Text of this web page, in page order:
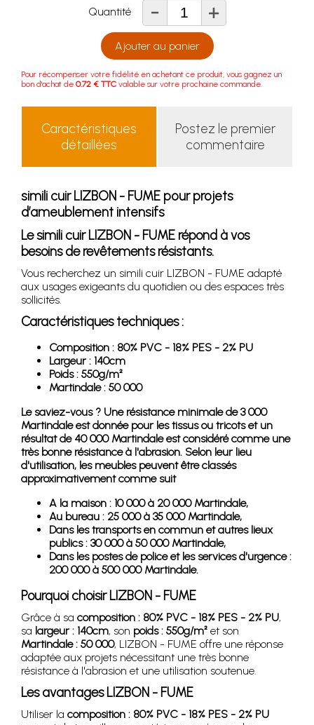
Quantité - +
Ajouter au panier
Pour récompenser votre fidélité en achetant ce produit, vous gagnez un
bon d'achat de 0.72 € TTC valable sur votre prochaine commande.
Caractéristiques
détaillées
Postez le premier
commentaire
simili cuir LIZBON - FUME pour projets
d’ameublement intensifs
Le simili cuir LIZBON - FUME répond à vos
besoins de revêtements résistants.
Vous recherchez un simili cuir LIZBON - FUME adapté
aux usages exigeants du quotidien ou des espaces très
sollicités.
Caractéristiques techniques :
Composition : 80% PVC - 18% PES - 2% PU
Largeur : 140cm
Poids : 550g/m²
Martindale : 50 000
Le saviez-vous ? Une résistance minimale de 3 000
Martindale est donnée pour les tissus ou tricots et un
résultat de 40 000 Martindale est considéré comme une
très bonne résistance à l'abrasion. Selon leur lieu
d'utilisation, les meubles peuvent être classés
approximativement comme suit
A la maison : 10 000 à 20 000 Martindale,
Au bureau : 25 000 à 35 000 Martindale,
Dans les transports en commun et autres lieux
publics : 30 000 à 50 000 Martindale,
Dans les postes de police et les services d'urgence :
200 000 à 500 000 Martindale.
Pourquoi choisir LIZBON - FUME
Grâce à sa composition : 80% PVC - 18% PES - 2% PU,
sa largeur : 140cm, son poids : 550g/m² et son
Martindale : 50 000, LIZBON - FUME offre une réponse
adaptée aux projets nécessitant une très bonne
résistance à l'abrasion et une utilisation soutenue.
Les avantages LIZBON - FUME
Utiliser la composition : 80% PVC - 18% PES - 2% PU